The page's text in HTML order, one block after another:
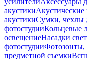
акустикиАкустические
акустикиСумки, чехлы
фотостудииКольцевые
освещениеНасадки
фотостудииФотозонты,
предметной съемки